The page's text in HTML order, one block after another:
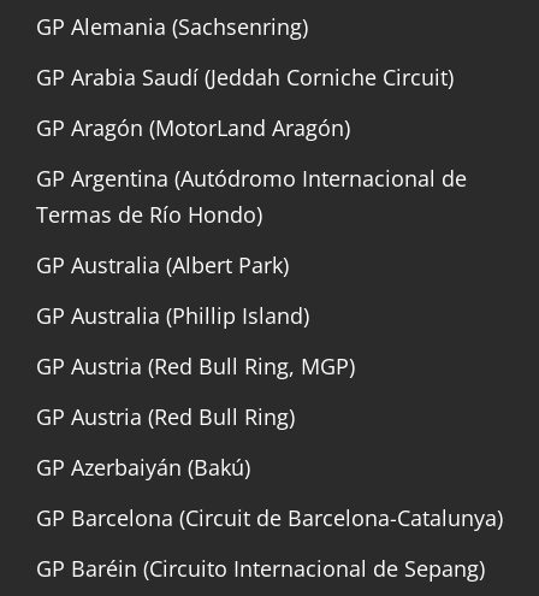
GP Alemania (Sachsenring)
GP Arabia Saudí (Jeddah Corniche Circuit)
GP Aragón (MotorLand Aragón)
GP Argentina (Autódromo Internacional de
Termas de Río Hondo)
GP Australia (Albert Park)
GP Australia (Phillip Island)
GP Austria (Red Bull Ring, MGP)
GP Austria (Red Bull Ring)
GP Azerbaiyán (Bakú)
GP Barcelona (Circuit de Barcelona-Catalunya)
GP Baréin (Circuito Internacional de Sepang)